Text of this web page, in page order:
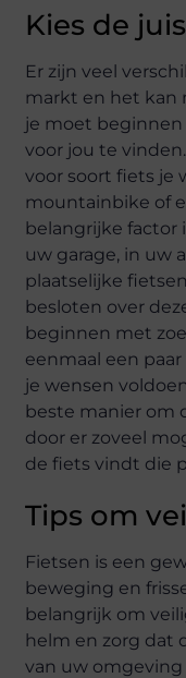
Kies de
Er zijn veel
markt en het kan
je moet
voor jou te
voor soort fiets je
mountainbike of
belangrijke factor
uw garage, in uw
plaatselijke
besloten over
beginnen met
eenmaal een
je wensen
beste manier om
door er zoveel
de fiets vindt die
Tips om
Fietsen is een
beweging en
belangrijk om
helm en zorg dat
van uw